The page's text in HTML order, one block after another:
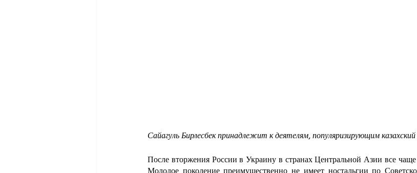
Сайагуль Бирлесбек принадлежит к деятелям, популяризирующим
После вторжения России в Украину в странах Центральной Азии все чаще
Молодое поколение преимущественно не имеет ностальгии по